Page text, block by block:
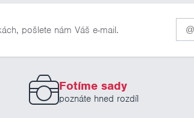
pošlete nám Váš e-mail.
Pro
odběr
Fotíme sady
poznáte hned rozdíl